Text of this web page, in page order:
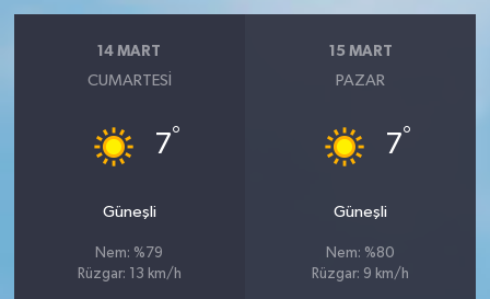
14 MART
CUMARTESI
7°
Güneşli
Nem: %79
Rüzgar: 13 km/h
15 MART
PAZAR
7°
Güneşli
Nem: %80
Rüzgar: 9 km/h